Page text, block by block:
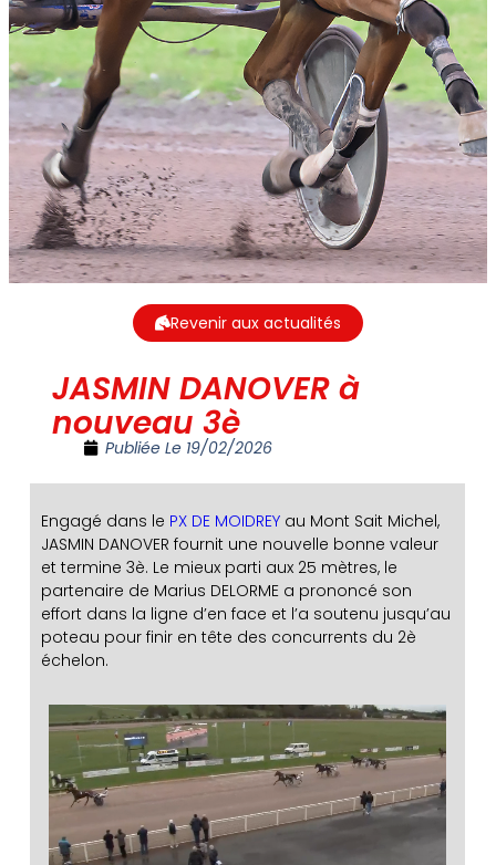
Revenir aux actualités
JASMIN DANOVER à
nouveau 3è
Publiée Le 19/02/2026
Engagé dans le PX DE MOIDREYau Mont Sait Michel,
JASMIN DANOVER fournit une nouvelle bonne valeur
et termine 3è. Le mieux parti aux 25 mètres, le
partenaire de Marius DELORME a prononcé son
effort dans la ligne d’en face et l’a soutenu jusqu’au
poteau pour finir en tête des concurrents du 2è
échelon.